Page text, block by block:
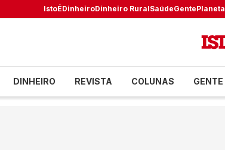
IstoÉDinheiroDinheiro RuralSaúdeGentePlaneta
DINHEIRO REVISTA COLUNAS GENTE